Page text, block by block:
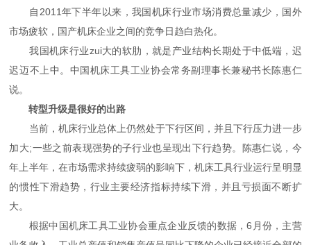
自2011年下半年以来，我国机床行业市场消费总量减少，国外
市场疲软，国产机床企业之间的竞争日趋白热化。
我国机床行业zui大的软肋，就是产业结构长期处于中低端，迟
迟迈不上中。中国机床工具工业协会常务副理事长兼秘书长陈惠仁
说。
转型升级是很好的出路
当前，机床行业总体上仍然处于下行区间，并且下行压力进一步
加大;一些之前表现强势的子行业也呈现出下行趋势。陈惠仁说，今
年上半年，在市场需求持续疲弱的影响下，机床工具行业运行呈明显
的惯性下滑趋势，行业主要经济指标持续下滑，并且亏损面不断扩
大。
根据中国机床工具工业协会重点企业反馈的数据，6月份，主营